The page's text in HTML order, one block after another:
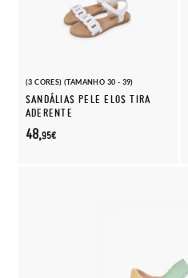
(3 CORES) (TAMANHO 30 - 39)
SANDÁLIAS PELE ELOS TIRA
ADERENTE
48,95€